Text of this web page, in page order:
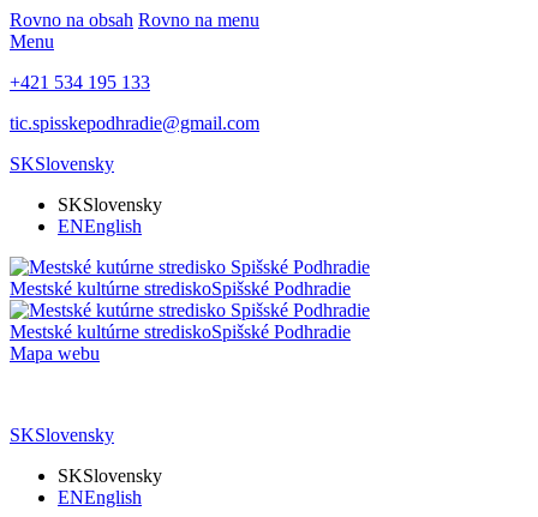
Rovno na obsah Rovno na menu
Menu
+421 534 195 133
tic.spisskepodhradie@gmail.com
SKSlovensky
SKSlovensky
ENEnglish
Mestské kultúrne strediskoSpišské Podhradie
Mestské kultúrne strediskoSpišské Podhradie
Mapa webu
SKSlovensky
SKSlovensky
ENEnglish